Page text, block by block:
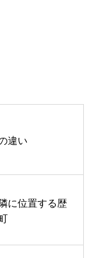
違い
に位置する歴